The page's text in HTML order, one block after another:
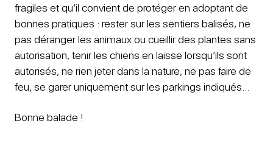
fragiles et qu’il convient de protéger en adoptant de
bonnes pratiques : rester sur les sentiers balisés, ne
pas déranger les animaux ou cueillir des plantes sans
autorisation, tenir les chiens en laisse lorsqu’ils sont
autorisés, ne rien jeter dans la nature, ne pas faire de
feu, se garer uniquement sur les parkings indiqués…
Bonne balade !